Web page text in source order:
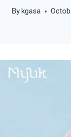
Bykgasa